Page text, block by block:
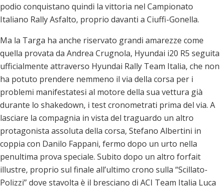
podio conquistano quindi la vittoria nel Campionato
Italiano Rally Asfalto, proprio davanti a Ciuffi-Gonella.
Ma la Targa ha anche riservato grandi amarezze come
quella provata da Andrea Crugnola, Hyundai i20 R5 seguita
ufficialmente attraverso Hyundai Rally Team Italia, che non
ha potuto prendere nemmeno il via della corsa per i
problemi manifestatesi al motore della sua vettura già
durante lo shakedown, i test cronometrati prima del via. A
lasciare la compagnia in vista del traguardo un altro
protagonista assoluta della corsa, Stefano Albertini in
coppia con Danilo Fappani, fermo dopo un urto nella
penultima prova speciale. Subito dopo un altro forfait
illustre, proprio sul finale all’ultimo crono sulla “Scillato-
Polizzi” dove stavolta è il bresciano di ACI Team Italia Luca